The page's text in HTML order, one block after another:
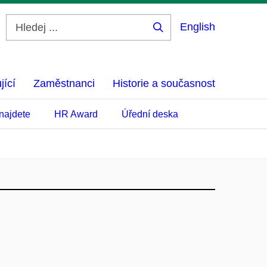
English
Zaměstnanci Historie a současnost
HR Award Úřední deska